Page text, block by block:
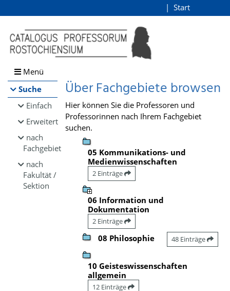
Browsen
direkt zum Inhalt
Start
Menü
Suche
Einfach
Erweitert
nach
Fachgebiet
nach
Fakultät /
Sektion
Über Fachgebiete browsen
Hier können Sie die Professoren und
Professorinnen nach Ihrem Fachgebiet
suchen.
05 Kommunikations- und
Medienwissenschaften
2 Einträge
06 Information und
Dokumentation
2 Einträge
08 Philosophie 48 Einträge
10 Geisteswissenschaften
allgemein
12 Einträge